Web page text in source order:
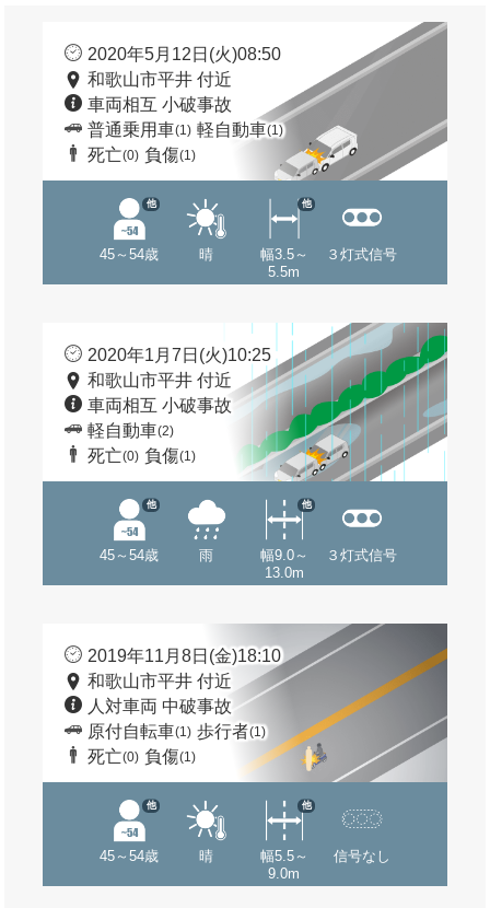
2020年5月12日(火)08:50
和歌山市平井 付近
車両相互 小破事故
普通乗用車(1) 軽自動車(1)
死亡(0) 負傷(1)
45～54歳
他
晴
幅3.5～
5.5m
他
３灯式信号
2020年1月7日(火)10:25
和歌山市平井 付近
車両相互 小破事故
軽自動車(2)
死亡(0) 負傷(1)
45～54歳
他
雨
幅9.0～
13.0m
他
３灯式信号
2019年11月8日(金)18:10
和歌山市平井 付近
人対車両 中破事故
原付自転車(1) 歩行者(1)
死亡(0) 負傷(1)
45～54歳
他
晴
幅5.5～
9.0m
他
信号なし